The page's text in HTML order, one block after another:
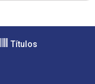
Títulos